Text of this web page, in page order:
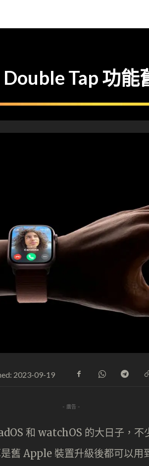
Tap 功能
2023-09-19
- 廣告 -
和 watchOS 的大日子，
舊 Apple 裝置升級後都可以用